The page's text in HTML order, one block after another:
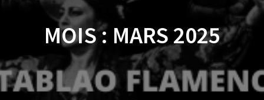
MOIS : MARS 2025